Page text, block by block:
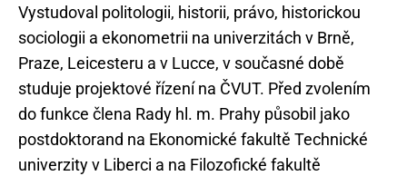
Vystudoval politologii, historii, právo, historickou
sociologii a ekonometrii na univerzitách v Brně,
Praze, Leicesteru a v Lucce, v současné době
studuje projektové řízení na ČVUT. Před zvolením
do funkce člena Rady hl. m. Prahy působil jako
postdoktorand na Ekonomické fakultě Technické
univerzity v Liberci a na Filozofické fakultě